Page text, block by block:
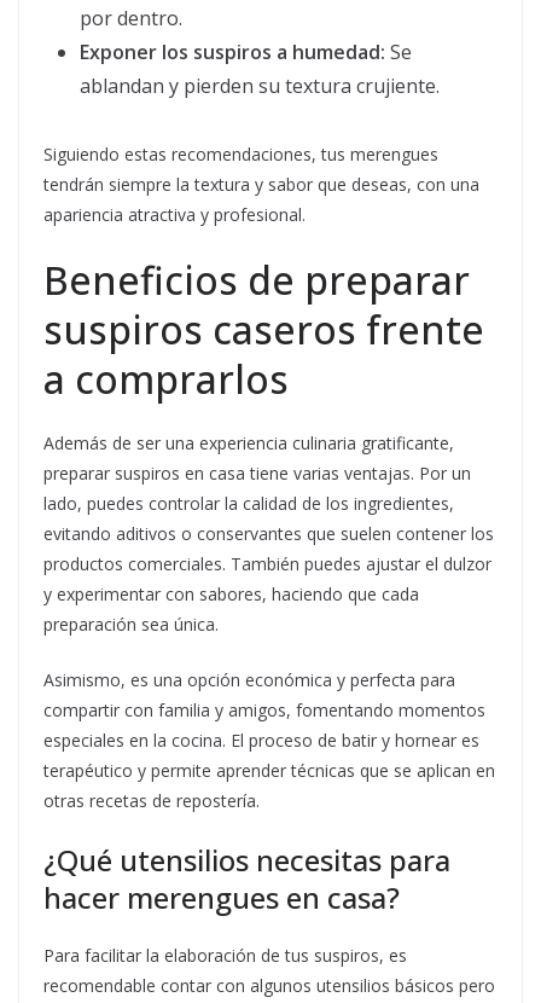
por dentro.
Exponer los suspiros a humedad: Se
ablandan y pierden su textura crujiente.
Siguiendo estas recomendaciones, tus merengues
tendrán siempre la textura y sabor que deseas, con una
apariencia atractiva y profesional.
Beneficios de preparar
suspiros caseros frente
a comprarlos
Además de ser una experiencia culinaria gratificante,
preparar suspiros en casa tiene varias ventajas. Por un
lado, puedes controlar la calidad de los ingredientes,
evitando aditivos o conservantes que suelen contener los
productos comerciales. También puedes ajustar el dulzor
y experimentar con sabores, haciendo que cada
preparación sea única.
Asimismo, es una opción económica y perfecta para
compartir con familia y amigos, fomentando momentos
especiales en la cocina. El proceso de batir y hornear es
terapéutico y permite aprender técnicas que se aplican en
otras recetas de repostería.
¿Qué utensilios necesitas para
hacer merengues en casa?
Para facilitar la elaboración de tus suspiros, es
recomendable contar con algunos utensilios básicos pero